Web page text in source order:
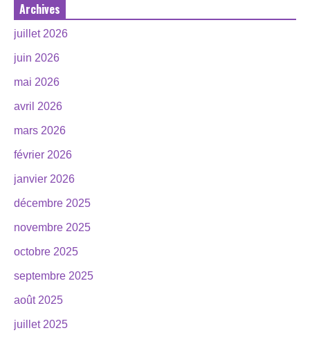
Archives
juillet 2026
juin 2026
mai 2026
avril 2026
mars 2026
février 2026
janvier 2026
décembre 2025
novembre 2025
octobre 2025
septembre 2025
août 2025
juillet 2025